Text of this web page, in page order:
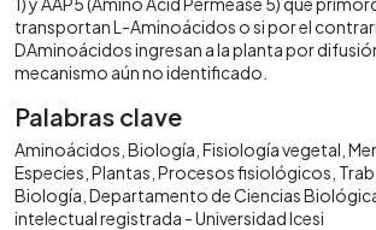
transportan L-Aminoácidos o si por el
DAminoácidos ingresan a la planta por
mecanismo aún no identificado.
Palabras clave
Aminoácidos Biología Fisiología vegetal
Especies Plantas Procesos fisiológicos
Biología Departamento de Ciencias
intelectual registrada - Universidad Icesi